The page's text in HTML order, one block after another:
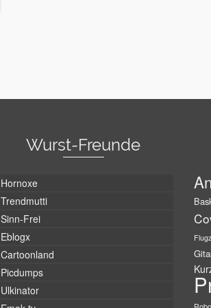
Wurst-Freunde
Hornoxe
Trendmutti
Sinn-Frei
Eblogx
Cartoonland
Picdumps
Ulkinator